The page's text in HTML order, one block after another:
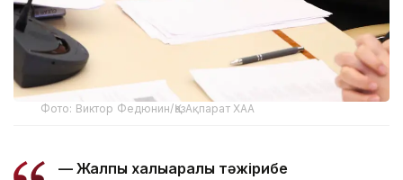
Фото: Виктор Федюнин/ҚазАқпарат ХАА
— Жалпы халықаралық тәжірибе